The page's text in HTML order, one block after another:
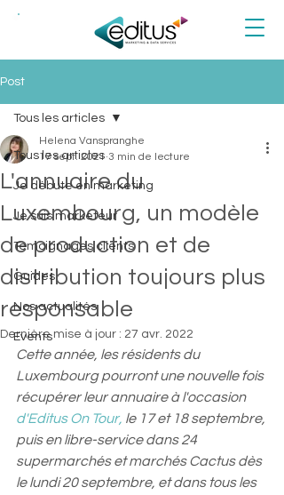
Post
Tous les articles
Je débute en marketing
Je suis marketeur
Témoignages clients
Guides
Nos actualités
Events
Tous les articles
L'annuaire du
Luxembourg, un modèle
de production et de
distribution toujours plus
responsable
Helena Vanspranghe
17 sept. 2021 3 min de lecture
Dernière mise à jour : 27 avr. 2022
Cette année, les résidents du
Luxembourg pourront une nouvelle fois
récupérer leur annuaire à l'occasion
d'Editus On Tour, le 17 et 18 septembre,
puis en libre-service dans 24
supermarchés et marchés Cactus dès
le lundi 20 septembre, et dans tous les